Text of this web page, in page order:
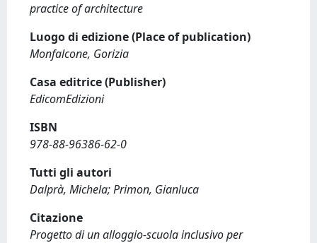
practice of architecture
Luogo di edizione (Place of publication)
Monfalcone, Gorizia
Casa editrice (Publisher)
EdicomEdizioni
ISBN
978-88-96386-62-0
Tutti gli autori
Dalprà, Michela; Primon, Gianluca
Citazione
Progetto di un alloggio-scuola inclusivo per